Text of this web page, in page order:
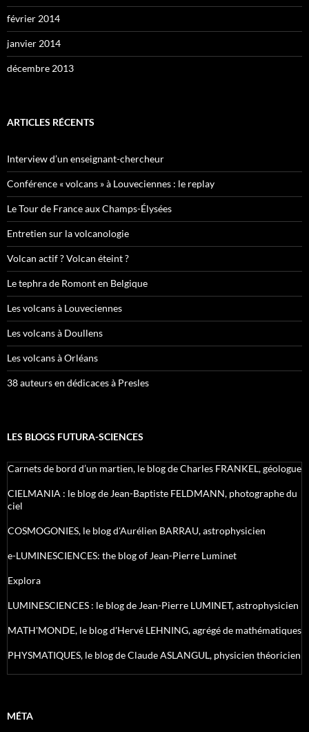
février 2014
janvier 2014
décembre 2013
ARTICLES RÉCENTS
Interview d’un enseignant-chercheur
Conférence « volcans » à Louveciennes : le replay
Le Tour de France aux Champs-Élysées
Entretien sur la volcanologie
Volcan actif ? Volcan éteint ?
Le tephra de Romont en Belgique
Les volcans à Louveciennes
Les volcans à Doullens
Les volcans à Orléans
38 auteurs en dédicaces à Presles
LES BLOGS FUTURA-SCIENCES
Carnets de bord d’un martien, le blog de Charles FRANKEL, géologue
CIELMANIA : le blog de Jean-Baptiste FELDMANN, photographe du
ciel
COSMOGONIES, le blog d'Aurélien BARRAU, astrophysicien
e-LUMINESCIENCES: the blog of Jean-Pierre Luminet
Explora
LUMINESCIENCES : le blog de Jean-Pierre LUMINET, astrophysicien
MATH'MONDE, le blog d'Hervé LEHNING, agrégé de mathématiques
PHYSMATIQUES, le blog de Claude ASLANGUL, physicien théoricien
MÉTA